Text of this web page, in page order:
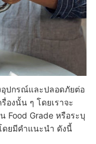
ปกรณ์และปลอดภัยต่อ
องนั้น ๆ โดยเราจะ
Food Grade หรือระบุ
ดยมีคำแนะนำ ดังนี้